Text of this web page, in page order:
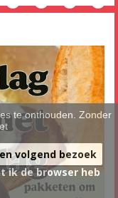
te onthouden. Zonder
volgend bezoek
ik de browser heb